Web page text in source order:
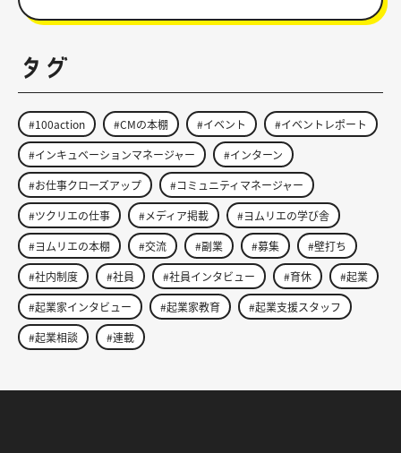
タグ
#100action #CMの本棚 #イベント
#イベントレポート
#インキュベーションマネージャー
#インターン
#お仕事クローズアップ
#コミュニティマネージャー
#ツクリエの仕事
#メディア掲載
#ヨムリエの学び舎
#ヨムリエの本棚
#交流 #副業 #募集
#壁打ち
#社内制度
#社員 #社員インタビュー #育休
#起業
#起業家インタビュー
#起業家教育
#起業支援スタッフ
#起業相談
#連載